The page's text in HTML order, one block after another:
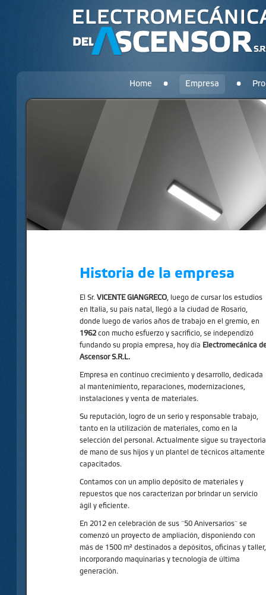
Home • Empresa •
Historia de la empresa
El Sr. VICENTE GIANGRECO , luego de cursar los estudios
en Italia, su país natal, llegó a la ciudad de Rosario,
donde luego de varios años de trabajo en el gremio, en
1962 con mucho esfuerzo y sacrificio, se independizó
fundando su propia empresa, hoy día Electromecánica
Ascensor S.R.L.
Empresa en continuo crecimiento y desarrollo, dedicada
al mantenimiento, reparaciones, modernizaciones,
instalaciones y venta de materiales.
Su reputación, logro de un serio y responsable trabajo,
tanto en la utilización de materiales, como en la
selección del personal. Actualmente sigue su trayectoria
de mano de sus hijos y un plantel de técnicos altamente
capacitados.
Contamos con un amplio depósito de materiales y
repuestos que nos caracterizan por brindar un servicio
ágil y eficiente.
En 2012 en celebración de sus ¨50 Aniversarios¨ se
comenzó un proyecto de ampliación, disponiendo con
más de 1500 m² destinados a depósitos, oficinas y taller,
incorporando maquinarias y tecnología de última
generación.